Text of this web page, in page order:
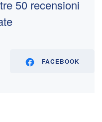
50 recensioni
FACEBOOK